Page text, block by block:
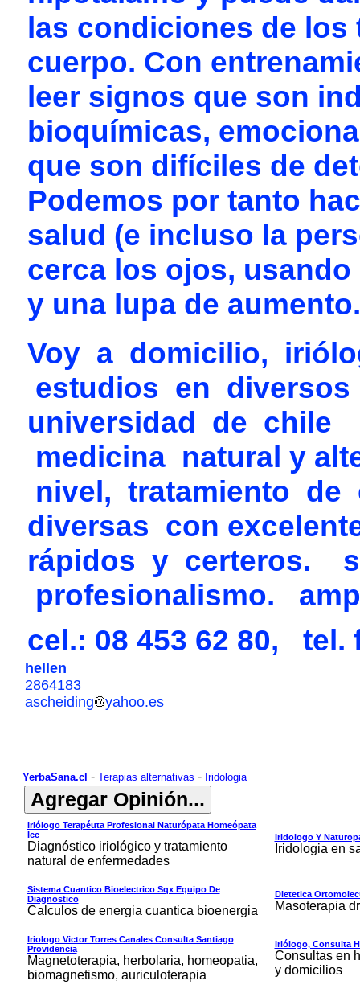
las condiciones de los
cuerpo. Con
leer signos que son
bioquímicas,
que son difíciles de
Podemos por tanto
salud (e incluso la
cerca los ojos,
y una lupa de aumento.
Voy a domicilio,
estudios en diversos
universidad de
medicina natural y
nivel, tratamiento de
diversas con
rápidos y certeros.
profesionalismo.
cel.: 08 453 62 80, tel.
hellen
2864183
ascheiding
yahoo.es
YerbaSana.cl - Terapias alternativas - Iridologia
Iriólogo Terapéuta Profesional Naturópata Homeópata
Icc
Diagnóstico iriológico y tratamiento
natural de enfermedades
Iridologo Y
Iridologia en
Sistema Cuantico Bioelectrico Sqx Equipo De
Diagnostico
Calculos de energia cuantica bioenergia
Dietetica
Masoterapia
Iriologo Victor Torres Canales Consulta Santiago
Providencia
Magnetoterapia, herbolaria, homeopatia,
biomagnetismo, auriculoterapia
Iriólogo, Consulta
Consultas en
y domicilios